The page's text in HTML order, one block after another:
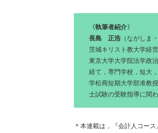
〈執筆者紹介〉
長島 正浩（ながしま
茨城キリスト教大学経
東京大学大学院法学政
経て，専門学校，短大
学松商短期大学部准教
士試験の受験指導に関わ
＊本連載は，『会計人コー